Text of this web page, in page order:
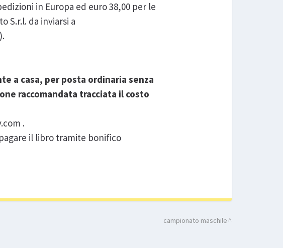
in Europa ed euro 38,00 per le
S.r.l. da inviarsi a
a casa, per posta ordinaria senza
raccomandata tracciata il costo
.
il libro tramite bonifico
campionato maschile